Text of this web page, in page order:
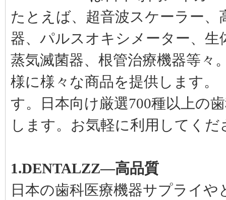
(高出力7W-2000mWcm²)
初めて購入しましたが、性能・使
いやすさともに期待通りでした。
大変満足しています。
匿名ユーザー | 評価
歯科用口腔内カメラMD1500無線
(VGA+VIDEO+HDMI+USB)
口腔内の細かい部分まで確認しや
います。
nagata | 評価
KWS 20W ENT LED 検査ライト
ったです。
toyokawa | 評価
RUENSHENG® YS-RZ-B-1根管
長測定器(カラー)
たとえば、超音波スケーラー
器、パルスオキシメーター、
蒸気滅菌器、根管治療機器等々
様に様々な商品を提供します。
す。日本向け厳選700種以上の
します。お気軽に利用してくだ
1.DENTALZZ―高品質
日本の歯科医療機器サプライ